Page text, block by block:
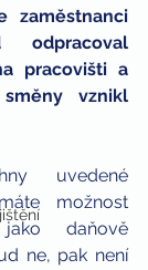
zaměstnanci
odpracoval
pracovišti a
vznikl
uvedené
možnost
daňově
ne, pak není